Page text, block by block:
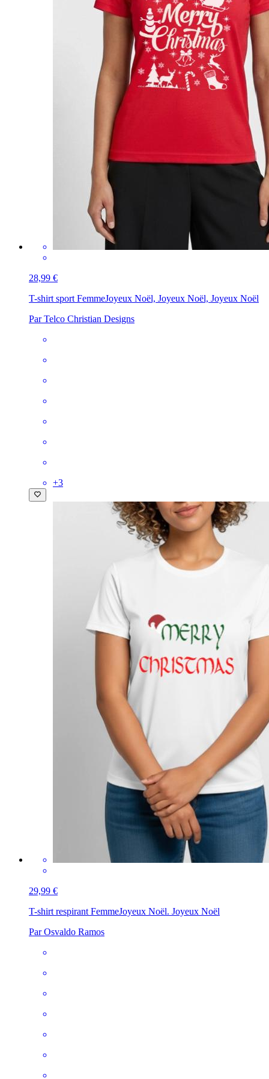
28,99 €
T-shirt sport FemmeJoyeux Noël, Joyeux Noël, Joyeux Noël
Par Telco Christian Designs
+3
29,99 €
T-shirt respirant FemmeJoyeux Noël. Joyeux Noël
Par Osvaldo Ramos